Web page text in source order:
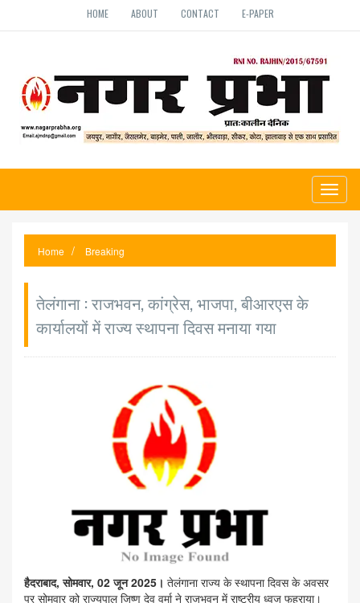
HOME ABOUT CONTACT E-PAPER
Home Breaking
तेलंगाना : राजभवन, कांग्रेस, भाजपा, बीआरएस के
कार्यालयों में राज्य स्थापना दिवस मनाया गया
हैदराबाद, सोमवार, 02 जून 2025। तेलंगाना राज्य के स्थापना दिवस के अवसर
पर सोमवार को राज्यपाल जिष्णु देव वर्मा ने राजभवन में राष्ट्रीय ध्वज फहराया।